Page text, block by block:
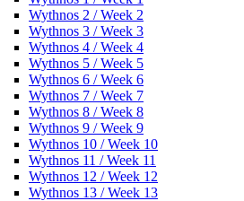
Wythnos 2 / Week 2
Wythnos 3 / Week 3
Wythnos 4 / Week 4
Wythnos 5 / Week 5
Wythnos 6 / Week 6
Wythnos 7 / Week 7
Wythnos 8 / Week 8
Wythnos 9 / Week 9
Wythnos 10 / Week 10
Wythnos 11 / Week 11
Wythnos 12 / Week 12
Wythnos 13 / Week 13